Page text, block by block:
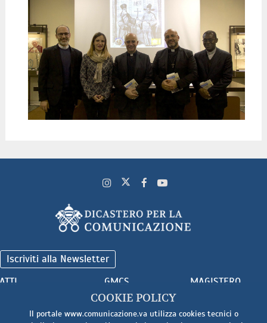
Iscriviti alla Newsletter
GMCS MAGISTERO
COOKIE POLICY
Il portale www.comunicazione.va utilizza cookies tecnici o